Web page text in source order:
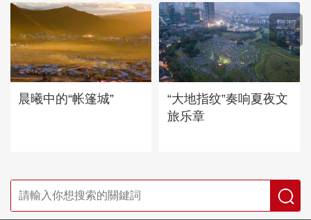
晨曦中的“帐篷城”
“大地指纹”奏响夏夜文
旅乐章